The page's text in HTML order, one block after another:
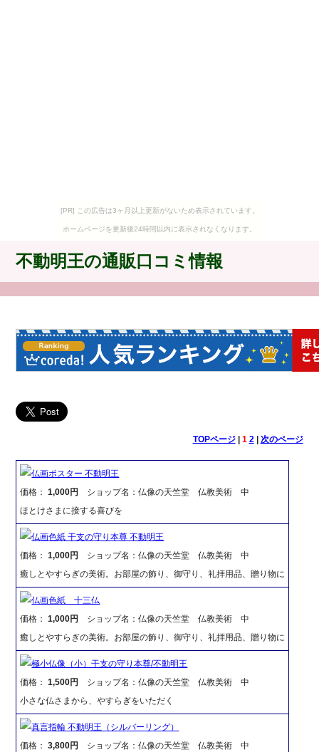
[PR] この広告は3ヶ月以上更新がないため表示されています。
ホームページを更新後24時間以内に表示されなくなります。
不動明王の通販口コミ情報
TOPページ| 1 2| 次のページ
仏画ポスター 不動明王
価格：1,000円
ショップ名：仏像の天竺堂 仏教美術 中
ほとけさまに接する喜びを
仏画色紙 干支の守り本尊 不動明王
価格：1,000円
ショップ名：仏像の天竺堂 仏教美術 中
癒しとやすらぎの美術。お部屋の飾り、御守り、礼拝用品、贈り物に
仏画色紙 十三仏
価格：1,000円
ショップ名：仏像の天竺堂 仏教美術 中
癒しとやすらぎの美術。お部屋の飾り、御守り、礼拝用品、贈り物に
極小仏像（小）干支の守り本尊/不動明王
価格：1,500円
ショップ名：仏像の天竺堂 仏教美術 中
小さな仏さまから、やすらぎをいただく
真言指輪 不動明王（シルバーリング）
価格：3,800円
ショップ名：仏像の天竺堂 仏教美術 中